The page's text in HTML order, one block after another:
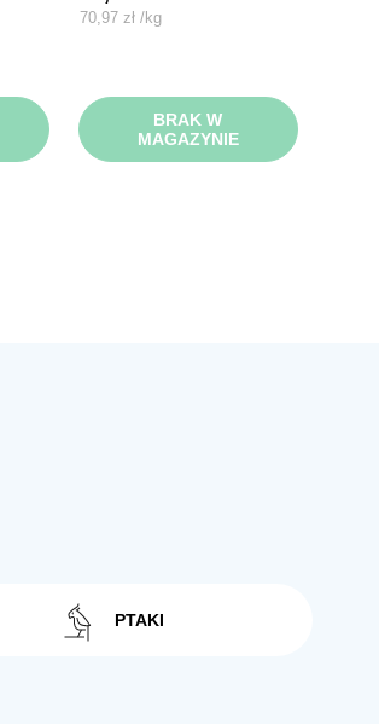
70,97zł /kg
BRAK W
MAGAZYNIE
PTAKI